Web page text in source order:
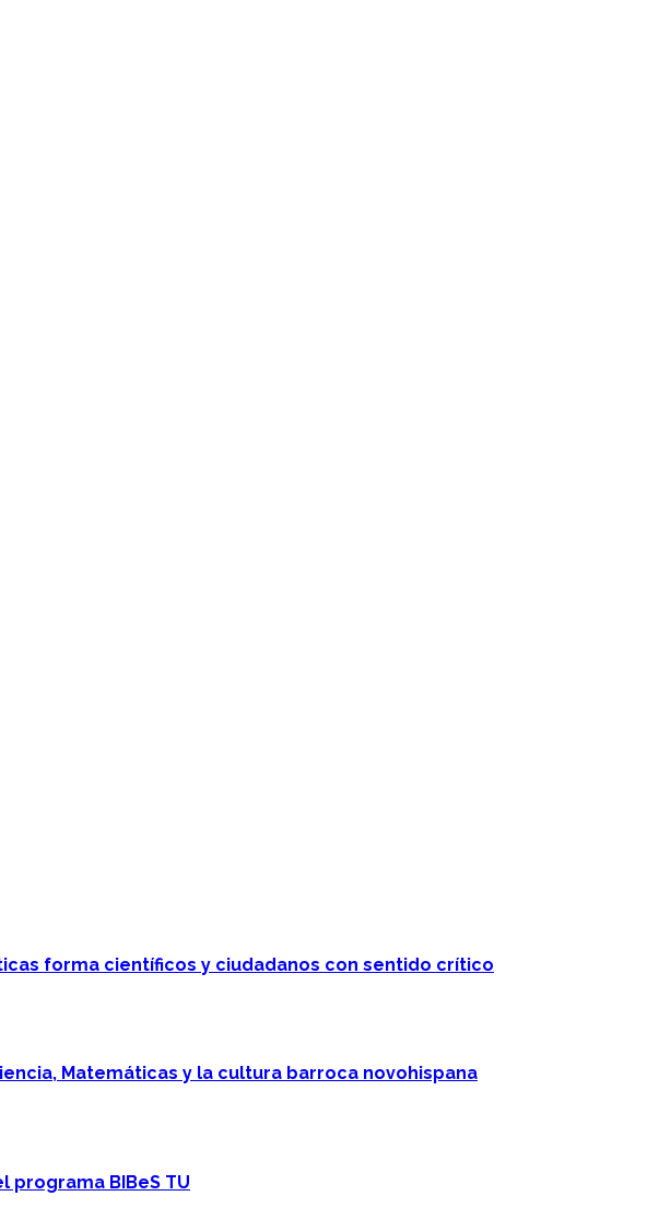
reality shows y telenovelas
forma científicos y ciudadanos con sentido crítico
Matemáticas y la cultura barroca novohispana
programa BIBeS TU